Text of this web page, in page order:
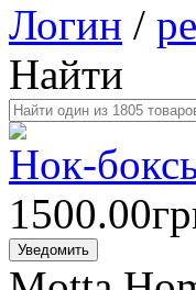
Логин /
Найти
Нок-
Уведомить